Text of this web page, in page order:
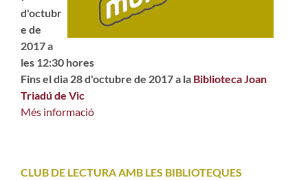
d'octubr
e de
2017 a
les 12:30 hores
Fins el dia 28 d'octubre de 2017 a la Biblioteca Joan
Triadú de Vic
Més informació
CLUB DE LECTURA AMB LES BIBLIOTEQUES